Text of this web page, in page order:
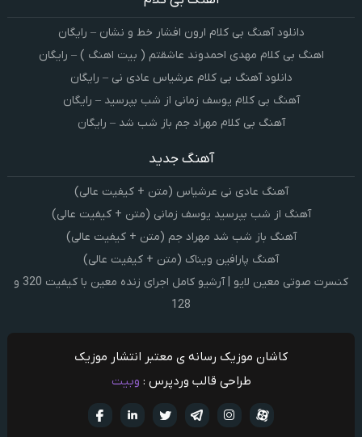
دانلود آهنگ بی کلام ارون افشار خط و نشان – رایگان
اهنگ بی کلام مهدی احمدوند عاشقتم ( بیت اهنگ ) – رایگان
دانلود آهنگ بی کلام عرشیاس عادی نی – رایگان
آهنگ بی کلام یوسف زمانی از شب بپرسید – رایگان
آهنگ بی کلام مهراد جم باز شب شد – رایگان
آهنگ جدید
آهنگ عادی نی عرشیاس (متن + کیفیت عالی)
آهنگ از شب بپرسید یوسف زمانی (متن + کیفیت عالی)
آهنگ باز شب شد مهراد جم (متن + کیفیت عالی)
آهنگ پارافین ویناک (متن + کیفیت عالی)
کنسرت صوتی معین لایو | آرشیو کامل اجرای زنده معین با کیفیت 320 و
128
کاشان موزیک رسانه ی معتبر انتشار موزیک
طراحی قالب وردپرس : وبیت
تويتر تلگرام
اینستاگرام آپارات